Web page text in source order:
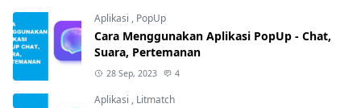
Aplikasi , PopUp
Cara Menggunakan Aplikasi PopUp - Chat,
Suara, Pertemanan
28 Sep, 2023 4
Aplikasi , Litmatch